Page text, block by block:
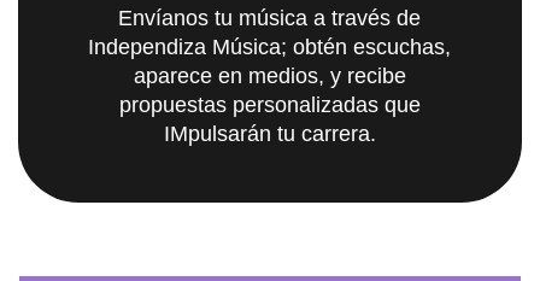
Envíanos tu música a través de
Independiza Música; obtén escuchas,
aparece en medios, y recibe
propuestas personalizadas que
IMpulsarán tu carrera.